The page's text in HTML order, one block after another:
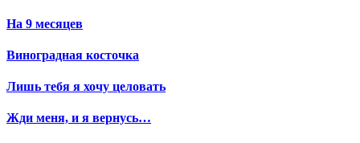
На 9 месяцев
Виноградная косточка
Лишь тебя я хочу целовать
Жди меня, и я вернусь…